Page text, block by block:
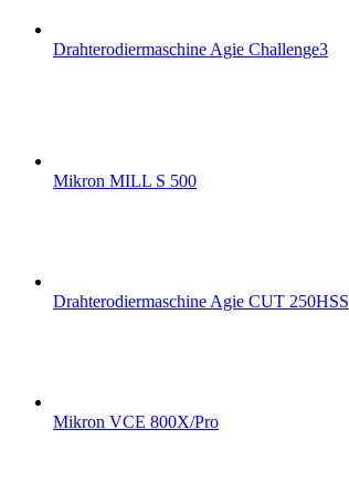
Drahterodiermaschine Agie Challenge3
Mikron MILL S 500
Drahterodiermaschine Agie CUT 250HSS
Mikron VCE 800X/Pro